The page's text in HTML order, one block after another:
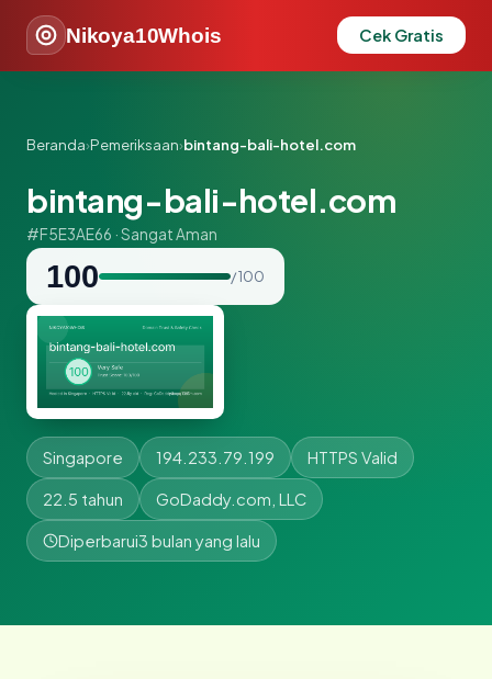
Nikoya10Whois Cek Gratis
Beranda›Pemeriksaan›bintang-bali-hotel.com
bintang-bali-hotel.com
#F5E3AE66 · Sangat Aman
100 / 100
Singapore 194.233.79.199 HTTPS Valid
22.5 tahun GoDaddy.com, LLC
Diperbarui3 bulan yang lalu